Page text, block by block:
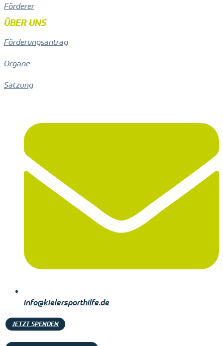
Förderer
ÜBER UNS
Förderungsantrag
Organe
Satzung
info@kielersporthilfe.de
JETZT SPENDEN